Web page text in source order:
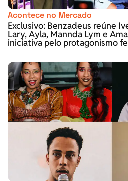
Acontece no Mercado
Exclusivo: Benzadeus reúne
Lary, Ayla, Mannda Lym e
iniciativa pelo protagonismo